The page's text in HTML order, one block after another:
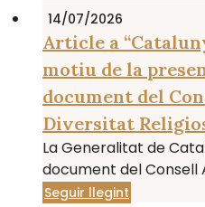
14/07/2026
Article a
motiu de la
document del
Diversitat
La Generalitat de
document del Consell
Seguir llegint